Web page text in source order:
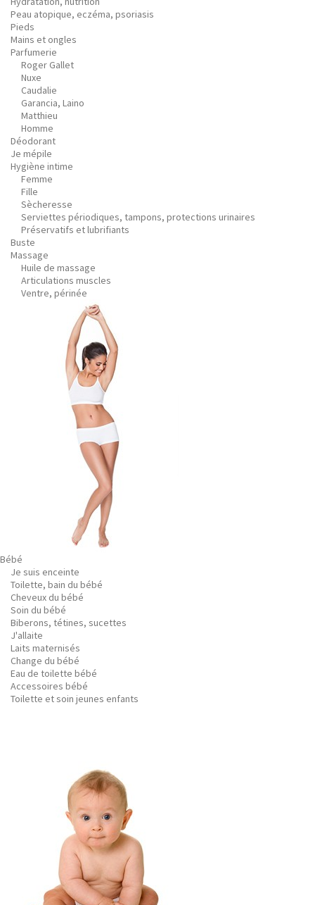
Peau atopique, eczéma, psoriasis
Pieds
Mains et ongles
Parfumerie
Roger Gallet
Nuxe
Caudalie
Garancia, Laino
Matthieu
Homme
Déodorant
Je mépile
Hygiène intime
Femme
Fille
Sècheresse
Serviettes périodiques, tampons, protections urinaires
Préservatifs et lubrifiants
Buste
Massage
Huile de massage
Articulations muscles
Ventre, périnée
Bébé
Je suis enceinte
Toilette, bain du bébé
Cheveux du bébé
Soin du bébé
Biberons, tétines, sucettes
J'allaite
Laits maternisés
Change du bébé
Eau de toilette bébé
Accessoires bébé
Toilette et soin jeunes enfants